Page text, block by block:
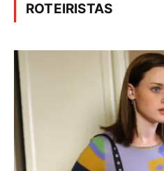
ROTEIRISTAS